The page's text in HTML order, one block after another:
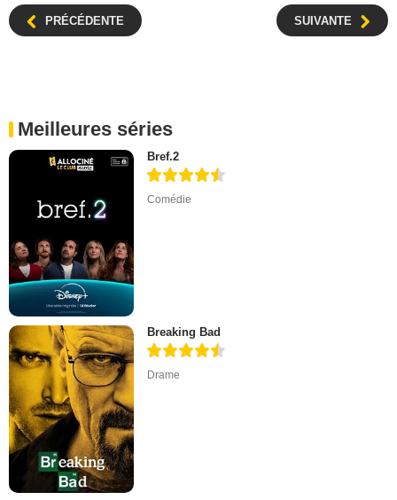
PRÉCÉDENTE SUIVANTE
Meilleures séries
Bref.2
Comédie
Breaking Bad
Drame